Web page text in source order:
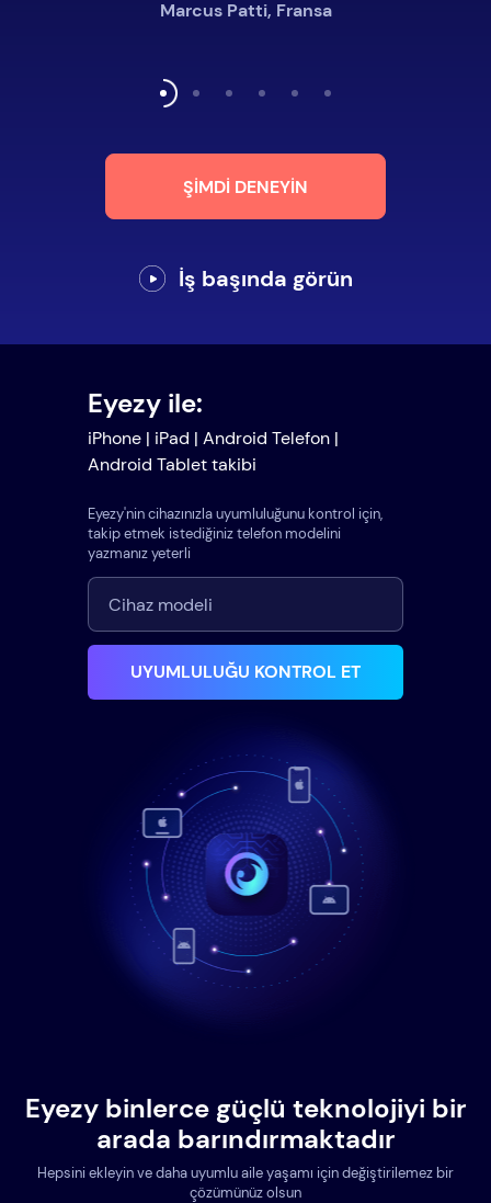
Marcus Patti, Fransa
ŞIMDI DENEYIN
İş başında görün
Eyezy ile:
iPhone | iPad | Android Telefon |
Android Tablet takibi
Eyezy'nin cihazınızla uyumluluğunu kontrol için,
takip etmek istediğiniz telefon modelini
yazmanız yeterli
UYUMLULUĞU KONTROL ET
Eyezy binlerce güçlü teknolojiyi bir
arada barındırmaktadır
Hepsini ekleyin ve daha uyumlu aile yaşamı için değiştirilemez bir
çözümünüz olsun